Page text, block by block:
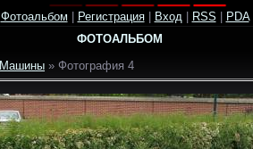
Фотоальбом Регистрация| Вход| RSS PDA|
ФОТОАЛЬБОМ
Машины » Фотография 4